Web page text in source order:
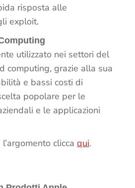
risposta alle
exploit.
utilizzato nei settori del
computing, grazie alla sua
e bassi costi di
popolare per le
e le applicazioni
clicca qui.